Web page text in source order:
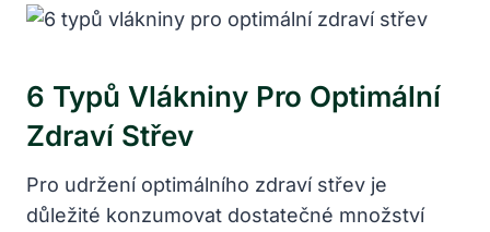
6 Typů Vlákniny Pro Optimální
Zdraví Střev
Pro udržení optimálního zdraví střev je
důležité konzumovat dostatečné množství